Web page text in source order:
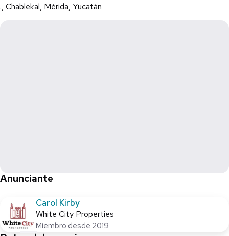
., Chablekal, Mérida, Yucatán
Anunciante
Carol Kirby
White City Properties
Miembro desde 2019